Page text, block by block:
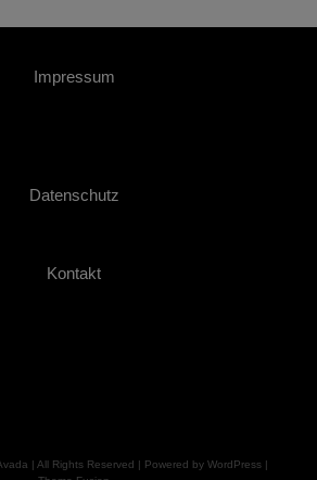
Impressum
Datenschutz
Kontakt
| All Rights Reserved | Powered by WordPress|